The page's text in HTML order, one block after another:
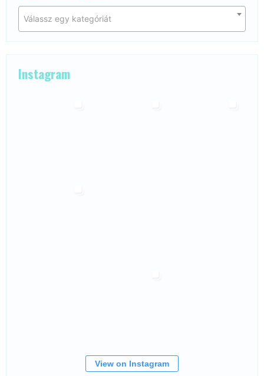
Válassz egy kategóriát
Instagram
View on Instagram